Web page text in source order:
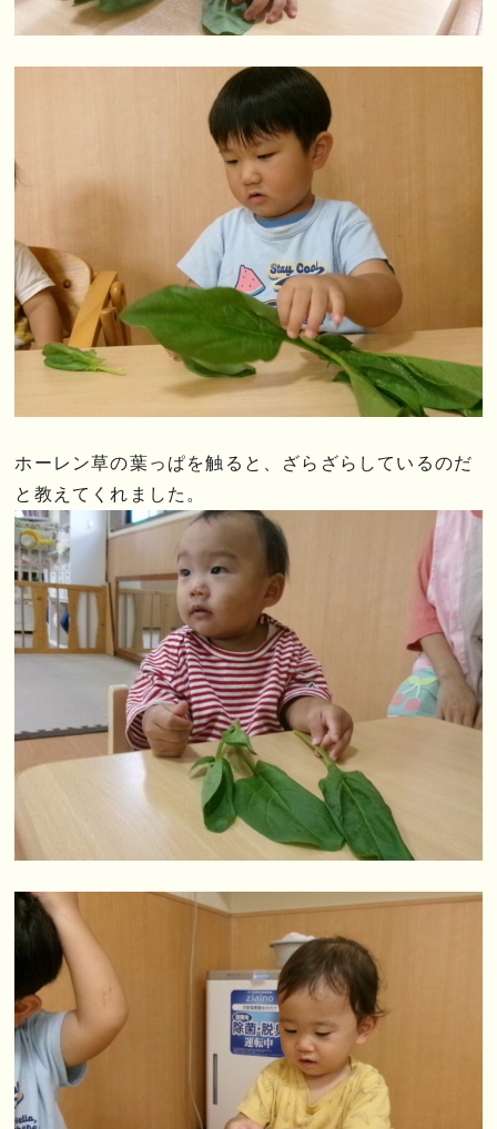
ホーレン草の葉っぱを触ると、ざらざらしているのだ
と教えてくれました。